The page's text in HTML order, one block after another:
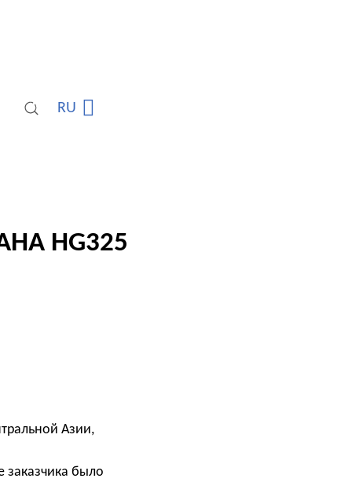
RU
HG325
Азии,
заказчика было